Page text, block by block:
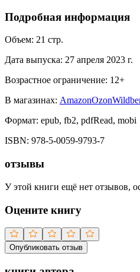
Подробная информация
Объем: 21 стр.
Дата выпуска: 27 апреля 2023 г.
Возрастное ограничение: 12+
В магазинах: AmazonOzon
Формат: epub, fb2, pdfRead, mobi
ISBN: 978-5-0059-9793-7
отзывы
У этой книги ещё нет отзывов,
Оцените книгу
Опубликовать отзыв